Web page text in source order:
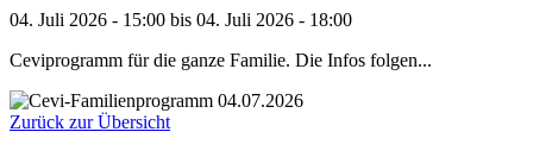
04. Juli 2026 - 15:00 bis 04. Juli 2026 - 18:00
Ceviprogramm für die ganze Familie. Die Infos folgen...
Zurück zur Übersicht